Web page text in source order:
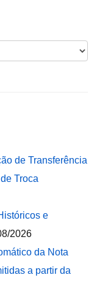
de Transferência
Troca
e
2026
da Nota
a partir da